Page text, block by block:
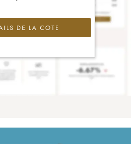
DE LA COTE